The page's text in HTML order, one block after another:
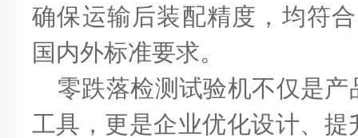
确保运输后装配精度，均符
国内外标准要求。
零跌落检测试验机不仅是产
工具 ，更是企业优化设计、